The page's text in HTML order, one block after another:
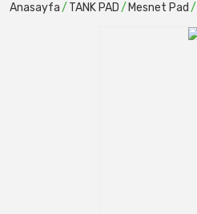
Anasayfa TANK PAD Mesnet Pad